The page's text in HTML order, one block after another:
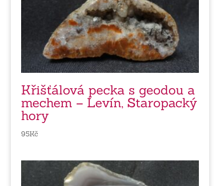
Křišťálová pecka s geodou a
mechem – Levín, Staropacký
hory
95Kč